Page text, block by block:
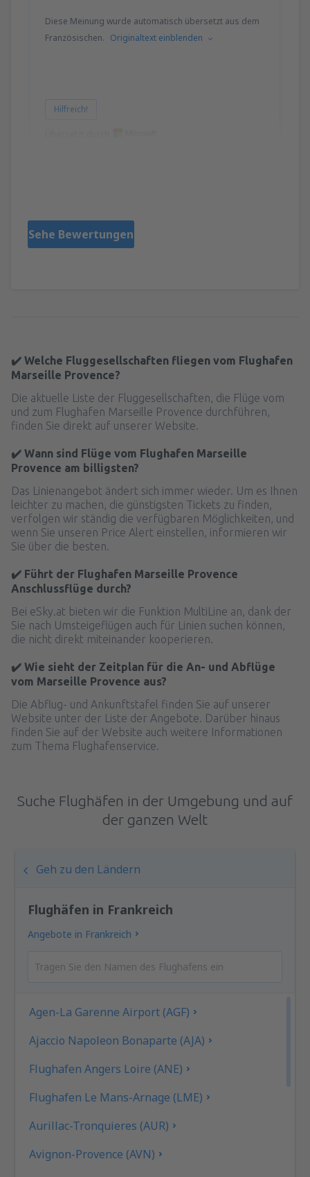
Diese Meinung wurde automatisch übersetzt aus dem
Französischen. Originaltext einblenden
Hilfreich!
Sehe Bewertungen
✔️ Welche Fluggesellschaften fliegen vom Flughafen
Marseille Provence?
Die aktuelle Liste der Fluggesellschaften, die Flüge vom
und zum Flughafen Marseille Provence durchführen,
finden Sie direkt auf unserer Website.
✔️ Wann sind Flüge vom Flughafen Marseille
Provence am billigsten?
Das Linienangebot ändert sich immer wieder. Um es Ihnen
leichter zu machen, die günstigsten Tickets zu finden,
verfolgen wir ständig die verfügbaren Möglichkeiten, und
wenn Sie unseren Price Alert einstellen, informieren wir
Sie über die besten.
✔️ Führt der Flughafen Marseille Provence
Anschlussflüge durch?
Bei eSky.at bieten wir die Funktion MultiLine an, dank der
Sie nach Umsteigeflügen auch für Linien suchen können,
die nicht direkt miteinander kooperieren.
✔️ Wie sieht der Zeitplan für die An- und Abflüge
vom Marseille Provence aus?
Die Abflug- und Ankunftstafel finden Sie auf unserer
Website unter der Liste der Angebote. Darüber hinaus
finden Sie auf der Website auch weitere Informationen
zum Thema Flughafenservice.
Suche Flughäfen in der Umgebung und auf
der ganzen Welt
Geh zu den Ländern
Flughäfen in Frankreich
Angebote in Frankreich
Agen-La Garenne Airport (AGF)
Ajaccio Napoleon Bonaparte (AJA)
Flughafen Angers Loire (ANE)
Flughafen Le Mans-Arnage (LME)
Aurillac-Tronquieres (AUR)
Avignon-Provence (AVN)